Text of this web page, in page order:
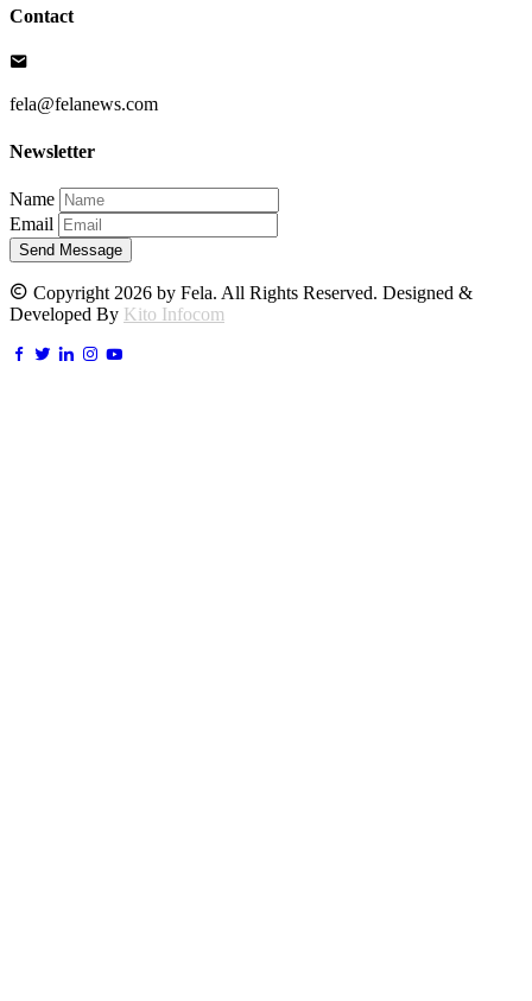
Contact
fela@felanews.com
Newsletter
Name
Email
Send Message
Copyright 2026 by Fela. All Rights Reserved. Designed &
Developed By Kito Infocom